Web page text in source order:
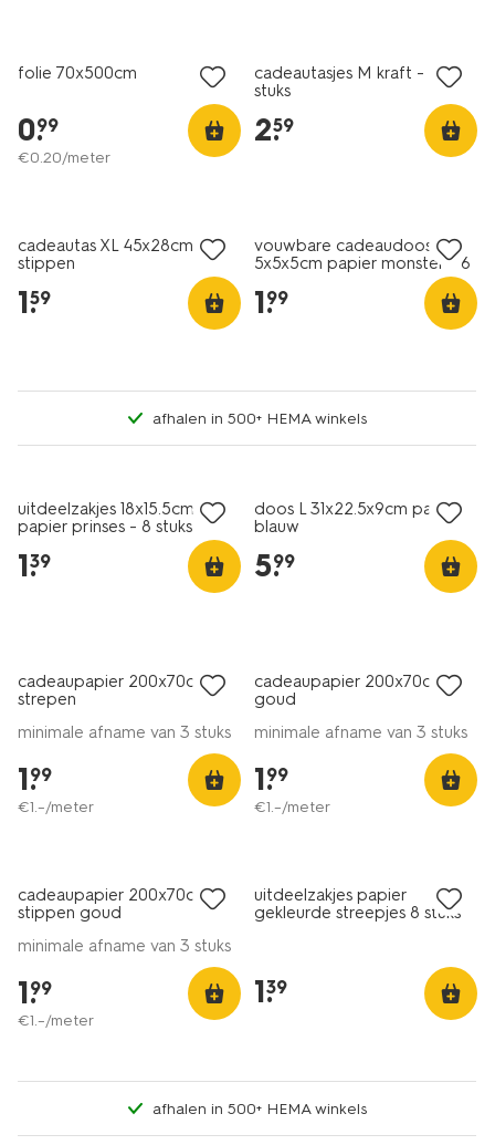
folie 70x500cm
0.
99
€0.20/meter
cadeautasjes M kraft - 6
stuks
2.
59
cadeautas XL 45x28cm
stippen
1.
59
vouwbare cadeaudoosjes
5x5x5cm papier monster - 6
1.
99
afhalen in 500+ HEMA winkels
uitdeelzakjes 18x15.5cm
papier prinses - 8 stuks
1.
39
doos L 31x22.5x9cm papier
blauw
5.
99
cadeaupapier 200x70cm
strepen
minimale afname van 3 stuks
1.
99
€1.–/meter
cadeaupapier 200x70cm
goud
minimale afname van 3 stuks
1.
99
€1.–/meter
cadeaupapier 200x70cm
stippen goud
minimale afname van 3 stuks
1.
99
€1.–/meter
uitdeelzakjes papier
gekleurde streepjes 8 stuks
1.
39
afhalen in 500+ HEMA winkels